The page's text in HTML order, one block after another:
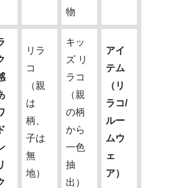
物
リラ
コ
（親
は
柄、
子は
無
地）
キッ
ズ リ
ラコ
（親
の柄
から
一色
抽
出）
アイ
テム
（リ
ラコ/
ルー
ムウ
ェ
ア）